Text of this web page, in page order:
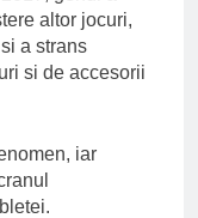
altor jocuri,
a strans
si de accesorii
iar